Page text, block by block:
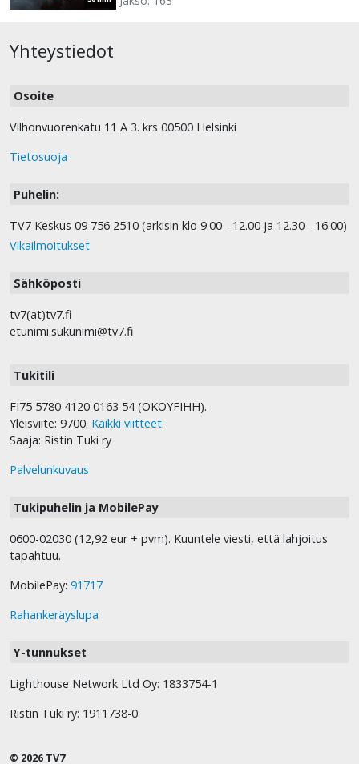
Yhteystiedot
Osoite
Vilhonvuorenkatu 11 A 3. krs 00500 Helsinki
Tietosuoja
Puhelin:
TV7 Keskus 09 756 2510 (arkisin klo 9.00 - 12.00 ja 12.30 - 16.00)
Vikailmoitukset
Sähköposti
tv7(at)tv7.fi
etunimi.sukunimi@tv7.fi
Tukitili
FI75 5780 4120 0163 54 (OKOYFIHH).
Yleisviite: 9700. Kaikki viitteet.
Saaja: Ristin Tuki ry
Palvelunkuvaus
Tukipuhelin ja MobilePay
0600-02030 (12,92 eur + pvm). Kuuntele viesti, että lahjoitus
tapahtuu.
MobilePay: 91717
Rahankeräyslupa
Y-tunnukset
Lighthouse Network Ltd Oy: 1833754-1
Ristin Tuki ry: 1911738-0
© 2026 TV7